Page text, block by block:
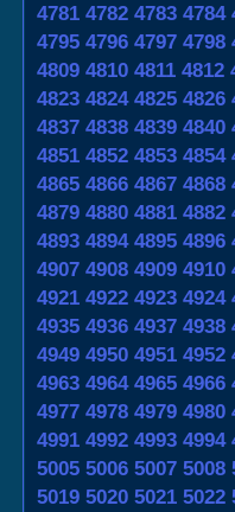
4781 4782 4783 4784
4795 4796 4797 4798
4809 4810 4811 4812
4823 4824 4825 4826
4837 4838 4839 4840
4851 4852 4853 4854
4865 4866 4867 4868
4879 4880 4881 4882
4893 4894 4895 4896
4907 4908 4909 4910
4921 4922 4923 4924
4935 4936 4937 4938
4949 4950 4951 4952
4963 4964 4965 4966
4977 4978 4979 4980
4991 4992 4993 4994
5005 5006 5007 5008
5019 5020 5021 5022